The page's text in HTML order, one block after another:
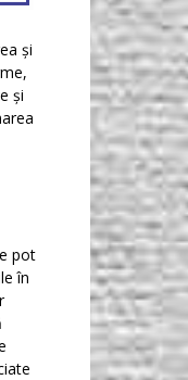
și
și
pot
în